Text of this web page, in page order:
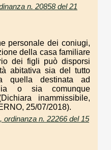
n. 20858 del 21
personale dei coniugi,
della casa familiare
dei figli può disporsi
abitativa sia del tutto
quella destinata ad
o sia comunque
inammissibile,
25/07/2018).
n. 22266 del 15